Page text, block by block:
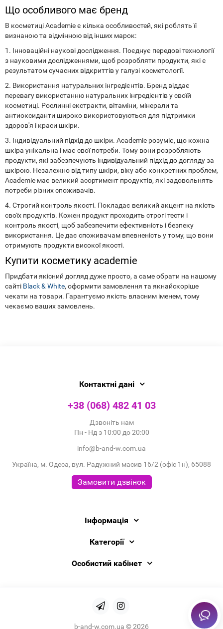
Що особливого має бренд
В косметиці Academie є кілька особливостей, які роблять її
визнаною та відмінною від інших марок:
1. Інноваційні наукові дослідження. Поєднує передові технології
з науковими дослідженнями, щоб розробляти продукти, які є
результатом сучасних відкриттів у галузі косметології.
2. Використання натуральних інгредієнтів. Бренд віддає
перевагу використанню натуральних інгредієнтів у своїй
косметиці. Рослинні екстракти, вітаміни, мінерали та
антиоксиданти широко використовуються для підтримки
здоров'я і краси шкіри.
3. Індивідуальний підхід до шкіри. Academie розуміє, що кожна
шкіра унікальна і має свої потреби. Тому вони розробляють
продукти, які забезпечують індивідуальний підхід до догляду за
шкірою. Незалежно від типу шкіри, віку або конкретних проблем,
Academie має великий асортимент продуктів, які задовольнять
потреби різних споживачів.
4. Строгий контроль якості. Покладає великий акцент на якість
своїх продуктів. Кожен продукт проходить строгі тести і
контроль якості, щоб забезпечити ефективність і безпеку
використання. Це дає споживачам впевненість у тому, що вони
отримують продукти високої якості.
Купити косметику academie
Придбати якісний догляд дуже просто, а саме обрати на нашому
сайті Black & White, оформити замовлення та якнайскоріше
чекати на товари. Гарантуємо якість власним іменем, тому
чекаємо ваших замовлень.
Контактні дані
+38 (068) 482 41 03
Дзвоніть нам
Пн - Нд з 10:00 до 20:00
info@b-and-w.com.ua
Україна, м. Одеса, вул. Радужний масив 16/2 (офіс 1н), 65088
Замовити дзвінок
Інформація
Категорії
Особистий кабінет
b-and-w.com.ua © 2026